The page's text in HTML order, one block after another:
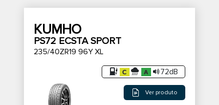
KUMHO
PS72 ECSTA SPORT
235/40ZR19 96Y XL
72dB
Ver produto